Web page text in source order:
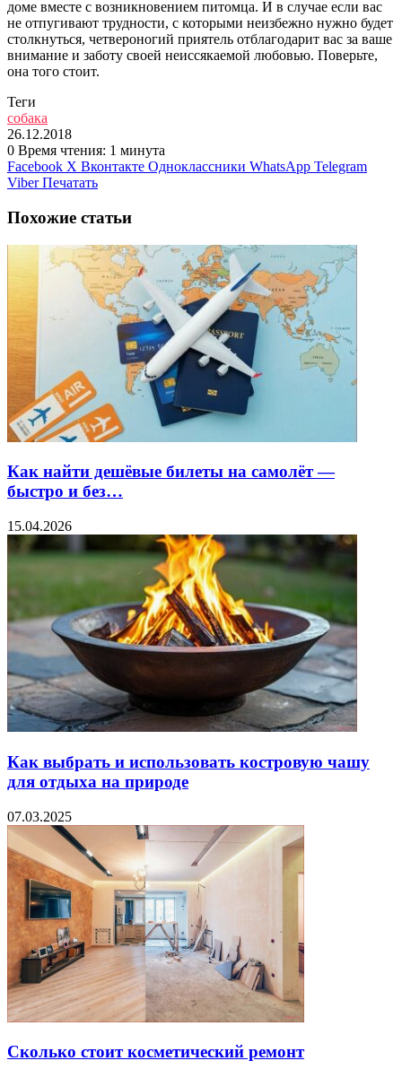
доме вместе с возникновением питомца. И в случае если вас
не отпугивают трудности, с которыми неизбежно нужно будет
столкнуться, четвероногий приятель отблагодарит вас за ваше
внимание и заботу своей неиссякаемой любовью. Поверьте,
она того стоит.
Теги
собака
26.12.2018
0 Время чтения: 1 минута
Facebook X Вконтакте Одноклассники WhatsApp Telegram
Viber Печатать
Похожие статьи
Как найти дешёвые билеты на самолёт —
быстро и без…
15.04.2026
Как выбрать и использовать костровую чашу
для отдыха на природе
07.03.2025
Сколько стоит косметический ремонт